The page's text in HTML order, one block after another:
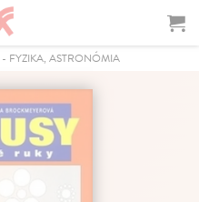
- FYZIKA, ASTRONÓMIA